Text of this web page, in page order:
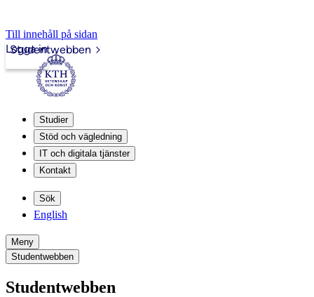
Till innehåll på sidan
Studentwebben
Logga in
Studier
Stöd och vägledning
IT och digitala tjänster
Kontakt
Sök
English
Meny
Studentwebben
Studentwebben